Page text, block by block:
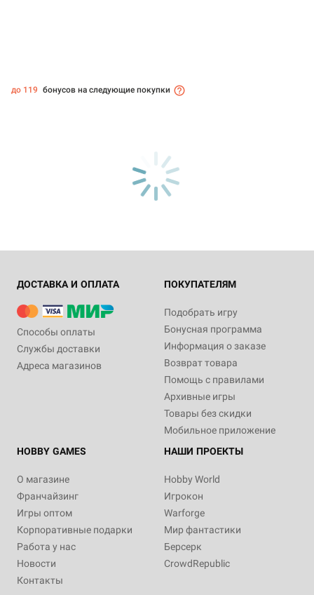
до 119 бонусов на следующие покупки
ДОСТАВКА И ОПЛАТА
Способы оплаты
Службы доставки
Адреса магазинов
ПОКУПАТЕЛЯМ
Подобрать игру
Бонусная программа
Информация о заказе
Возврат товара
Помощь с правилами
Архивные игры
Товары без скидки
Мобильное приложение
HOBBY GAMES
О магазине
Франчайзинг
Игры оптом
Корпоративные подарки
Работа у нас
Новости
Контакты
НАШИ ПРОЕКТЫ
Hobby World
Игрокон
Warforge
Мир фантастики
Берсерк
CrowdRepublic